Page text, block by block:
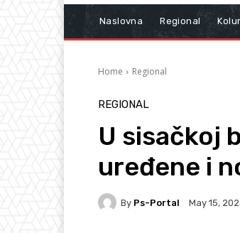
Naslovna Regional
Home Regional
REGIONAL
U sisačkoj
uređene i
By Ps-Portal May 15,